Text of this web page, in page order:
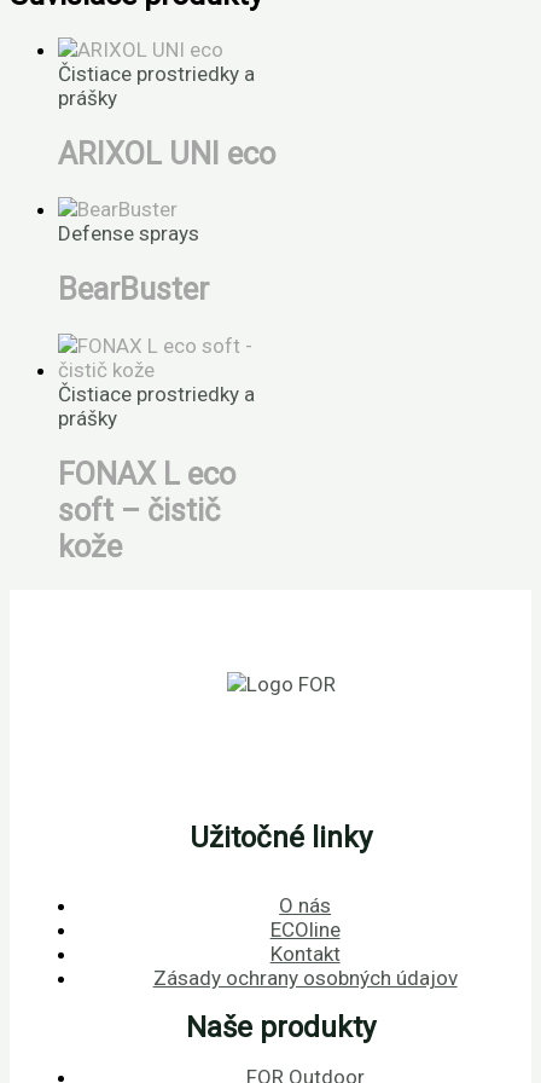
Čistiace prostriedky a
prášky
ARIXOL UNI eco
Defense sprays
BearBuster
Čistiace prostriedky a
prášky
FONAX L eco
soft – čistič
kože
Užitočné linky
O nás
ECOline
Kontakt
Zásady ochrany osobných údajov
Naše produkty
FOR Outdoor